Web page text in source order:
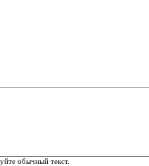
обычный текст.